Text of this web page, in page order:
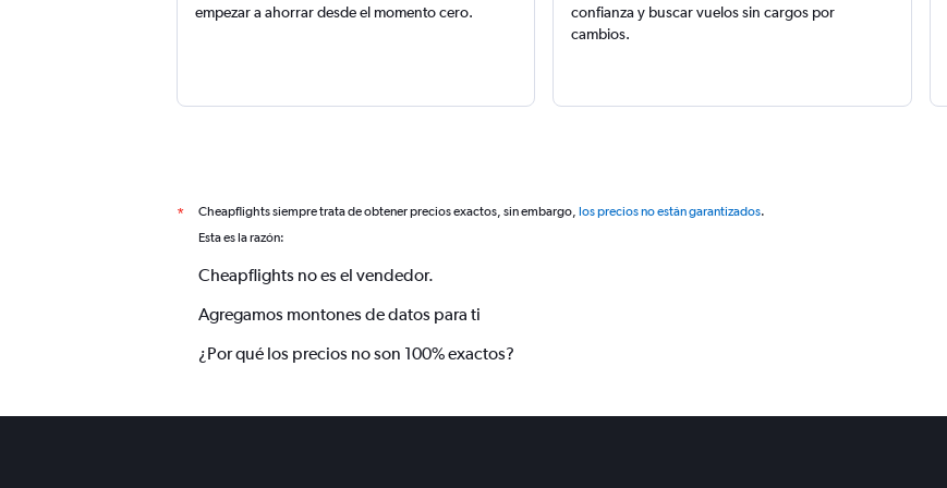
empezar a ahorrar desde el momento cero.
confianza y buscar vuelos sin cargos por
cambios.
* Cheapflights siempre trata de obtener precios exactos, sin embargo, los precios no están garantizados.
Esta es la razón:
Cheapflights no es el vendedor.
Agregamos montones de datos para ti
¿Por qué los precios no son 100% exactos?